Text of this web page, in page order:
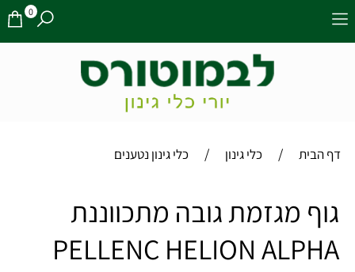
0
דף הבית / כלי גינון / כלי גינון נטענים
גוף מגזמת גובה מתכווננת
PELLENC HELION ALPHA